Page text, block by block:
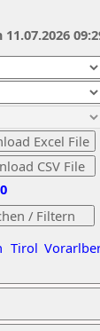
Tirol